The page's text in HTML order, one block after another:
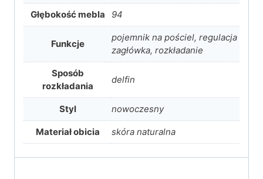
Głębokość mebla 94
Funkcje
pojemnik na pościel, regulacja
zagłówka, rozkładanie
Sposób
rozkładania
delfin
Styl nowoczesny
Materiał obicia skóra naturalna